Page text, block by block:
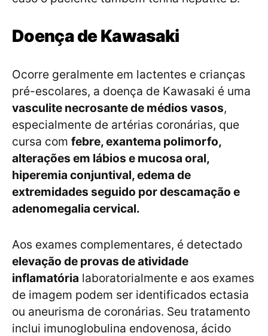
Doença de Kawasaki
Ocorre geralmente em lactentes e crianças
pré-escolares, a doença de Kawasaki é uma
vasculite necrosante de médios vasos,
especialmente de artérias coronárias, que
cursa com febre, exantema polimorfo,
alterações em lábios e mucosa oral,
hiperemia conjuntival, edema de
extremidades seguido por descamação e
adenomegalia cervical.
Aos exames complementares, é detectado
elevação de provas de atividade
inflamatória laboratorialmente e aos exames
de imagem podem ser identificados ectasia
ou aneurisma de coronárias. Seu tratamento
inclui imunoglobulina endovenosa, ácido